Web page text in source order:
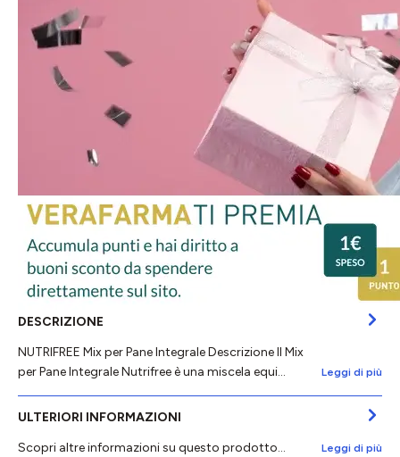
DESCRIZIONE
NUTRIFREE Mix per Pane Integrale Descrizione Il Mix
per Pane Integrale Nutrifree è una miscela equi…
Leggi di più
ULTERIORI INFORMAZIONI
Scopri altre informazioni su questo prodotto...
Leggi di più